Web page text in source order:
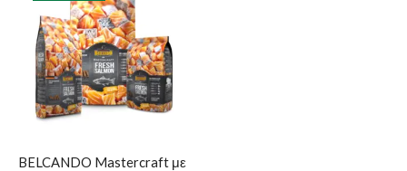
BELCANDO Mastercraft με